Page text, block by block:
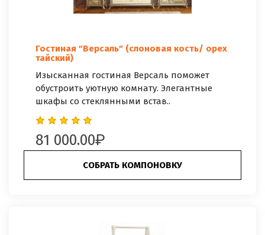
Гостиная "Версаль" (слоновая кость/ орех
тайский)
Изысканная гостиная Версаль поможет
обустроить уютную комнату. Элегантные
шкафы со стеклянными встав..
81 000.00
СОБРАТЬ КОМПОНОВКУ